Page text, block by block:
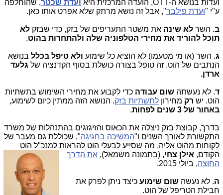
ועדות בנושא ה-OTT, הועדה המרכזית היא ועדת שכטר, שהוחלפה
ע"י "ועדת פילבר", אבל זה נושא מרתק שלא אפרט אותו כאן.
ב. השר לא שינה את משטר התעריפים של בזק, כדי שבזק לא
תוכל להוריד את מחירי הטלפוניה שלה ולהתחרות בהוט.
ג. השר (או מי מטעמו) לא הוציא כל שימוע ולא טיפל בכלל בנושא
הנתבים של הוט. זה טופל בצורה כושלת בסוף הקדנציה של גלעד
ארדן.
ד. לא נעשתה שום עבודה כדי לקבוע את מחירי השימוש בתשתיות
הוט. יש רק מחירון לתשתיות בזק. הנושא הזה ממתין כיום לשימוע,
באחור של 3 שנים לפחות
.
בדרך, קבוצת בזק ניצלה את הכאוס והזיגזגים בהתנהלות של משרד
התקשורת לאורך השנים ו"המשיכה בחגיגה", שכוללת גם מעבר של
לקוחות מהוט אליה, מה שסייע לבעלי הוט להראות למנכ"ל הוט
הקודם, אילן צחי, (בתמונה משמאל), את הדרך
החוצה, ביולי 2015.
ה. לא נעשה שום שימוע כיצד ניתן לפרק את
חבילת הטריפל של הוט.